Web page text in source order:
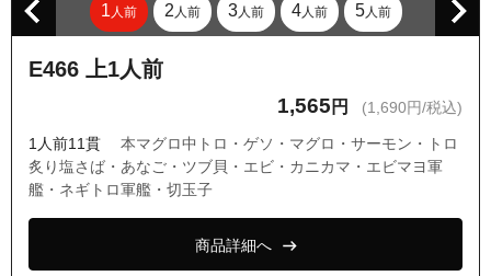
1人前 2 人前 3人前 4人前 5人前
E466 上1人前
1,565 円 (1,690円/税込)
1人前11貫
本マグロ中トロ・ゲソ・マグロ・サーモン・トロ
炙り塩さば・あなご・ツブ貝・エビ・カニカマ・エビマヨ軍
艦・ネギトロ軍艦・切玉子
商品詳細へ